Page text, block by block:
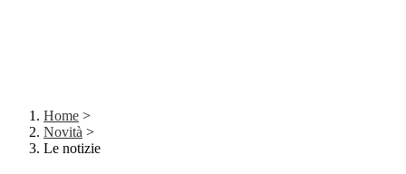
Home >
Novità >
Le notizie